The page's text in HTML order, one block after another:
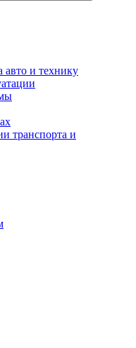
авто и технику
транспорта и